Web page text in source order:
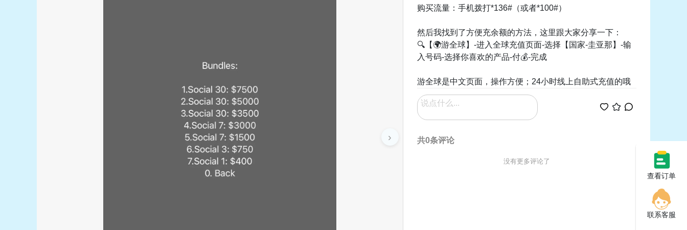
›
购买流量：手机拨打*136#（或者*100#）
然后我找到了方便充余额的方法，这里跟大家分享一下：
🔍【🌍游全球】-进入全球充值页面-选择【国家-圭亚那】-输
入号码-选择你喜欢的产品-付💰-完成
游全球是中文页面，操作方便；24小时线上自助式充值的哦
共0条评论
没有更多评论了
查看订单
联系客服